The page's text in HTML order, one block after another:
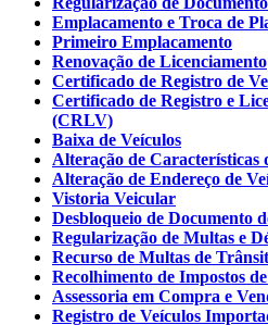
Emplacamento e Troca de
Primeiro Emplacamento
Renovação de Licenciamento
Certificado de Registro de
Certificado de Registro e
(CRLV)
Baixa de Veículos
Alteração de Características
Alteração de Endereço de
Vistoria Veicular
Desbloqueio de Documento
Regularização de Multas e
Recurso de Multas de
Recolhimento de Impostos
Assessoria em Compra e
Registro de Veículos